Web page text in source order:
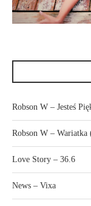
Robson W – Jesteś
Robson W –
Love Story – 36.6
News – Vixa